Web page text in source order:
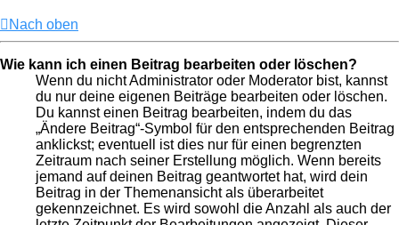
Nach oben
Wie kann ich einen Beitrag bearbeiten oder löschen?
Wenn du nicht Administrator oder Moderator bist, kannst
du nur deine eigenen Beiträge bearbeiten oder löschen.
Du kannst einen Beitrag bearbeiten, indem du das
„Ändere Beitrag“-Symbol für den entsprechenden Beitrag
anklickst; eventuell ist dies nur für einen begrenzten
Zeitraum nach seiner Erstellung möglich. Wenn bereits
jemand auf deinen Beitrag geantwortet hat, wird dein
Beitrag in der Themenansicht als überarbeitet
gekennzeichnet. Es wird sowohl die Anzahl als auch der